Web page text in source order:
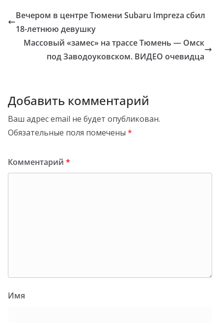
Вечером в центре Тюмени Subaru Impreza сбил
18-летнюю девушку
Массовый «замес» на трассе Тюмень — Омск
под Заводоуковском. ВИДЕО очевидца
Добавить комментарий
Ваш адрес email не будет опубликован.
Обязательные поля помечены *
Комментарий *
Имя